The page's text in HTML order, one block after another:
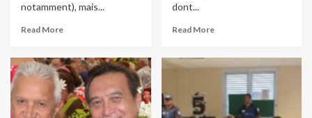
notamment), mais...
Read More
dont...
Read More